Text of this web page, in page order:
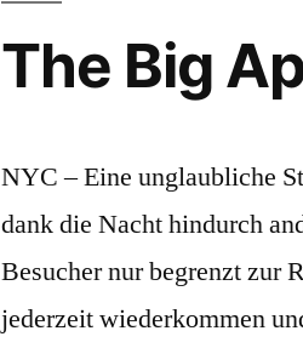
The Big
NYC – Eine unglaubliche
dank die Nacht hindurch
Besucher nur begrenzt zur
jederzeit wiederkommen